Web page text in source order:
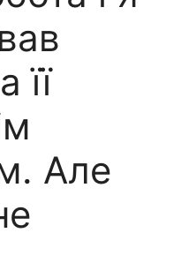
її
Але